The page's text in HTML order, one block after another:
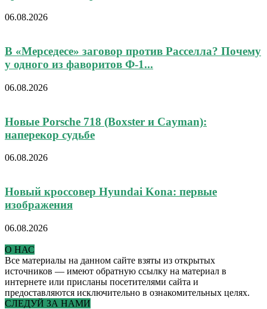
06.08.2026
В «Мерседесе» заговор против Расселла? Почему
у одного из фаворитов Ф-1...
06.08.2026
Новые Porsche 718 (Boxster и Cayman):
наперекор судьбе
06.08.2026
Новый кроссовер Hyundai Kona: первые
изображения
06.08.2026
О НАС
Все материалы на данном сайте взяты из открытых
источников — имеют обратную ссылку на материал в
интернете или присланы посетителями сайта и
предоставляются исключительно в ознакомительных целях.
СЛЕДУЙ ЗА НАМИ